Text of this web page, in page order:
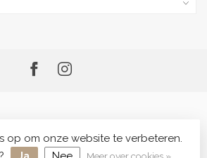
Me.Shop - Your Skincare Shop
op om onze website te verbeteren.